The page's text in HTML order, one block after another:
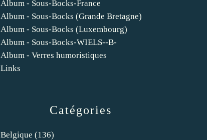
Catégories
Belgique (136)
Album - Sous-Bocks-France
Album - Sous-Bocks (Grande Bretagne)
Album - Sous-Bocks (Luxembourg)
Album - Sous-Bocks-WIELS--B-
Album - Verres humoristiques
Links